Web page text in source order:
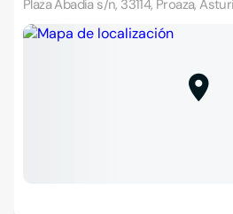
Plaza Abadia s/n, 33114, Proaza,